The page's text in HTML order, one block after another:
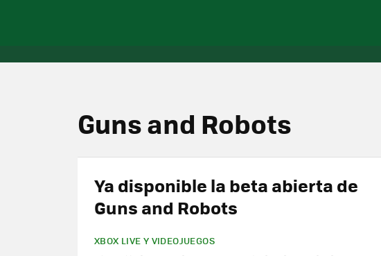
Guns and Robots
Ya disponible la beta abierta de
Guns and Robots
XBOX LIVE Y VIDEOJUEGOS